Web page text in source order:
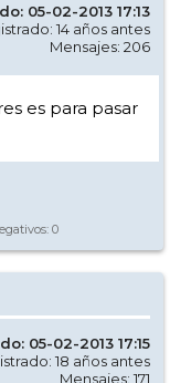
05-02-2013 17:13
14 años antes
Mensajes: 206
es para pasar
0
05-02-2013 17:15
18 años antes
Mensajes: 171